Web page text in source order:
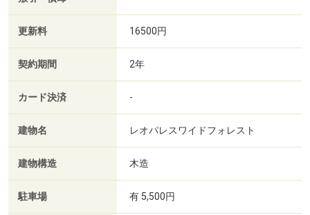
更新料 16500円
契約期間 2年
カード決済 -
建物名 レオパレスワイドフォレスト
建物構造 木造
駐車場 有 5,500円